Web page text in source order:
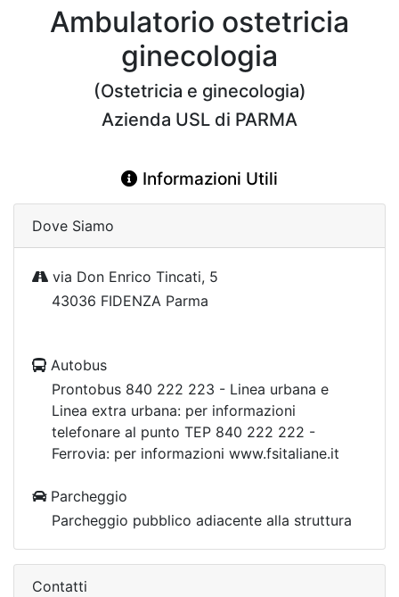
Ambulatorio ostetricia
ginecologia
(Ostetricia e ginecologia)
Azienda USL di PARMA
Informazioni Utili
Dove Siamo
via Don Enrico Tincati, 5
43036 FIDENZA Parma
Autobus
Prontobus 840 222 223 - Linea urbana e
Linea extra urbana: per informazioni
telefonare al punto TEP 840 222 222 -
Ferrovia: per informazioni www.fsitaliane.it
Parcheggio
Parcheggio pubblico adiacente alla struttura
Contatti